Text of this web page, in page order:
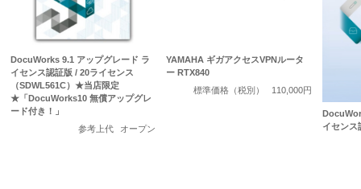
DocuWorks 9.1 アップグレード ラ
イセンス認証版 / 20ライセンス
（SDWL561C）★当店限定
★「DocuWorks10 無償アップグレ
ード付き！」
参考上代
オープン
YAMAHA ギガアクセスVPNルータ
ー RTX840
標準価格（税別）
110,000円
イセンス